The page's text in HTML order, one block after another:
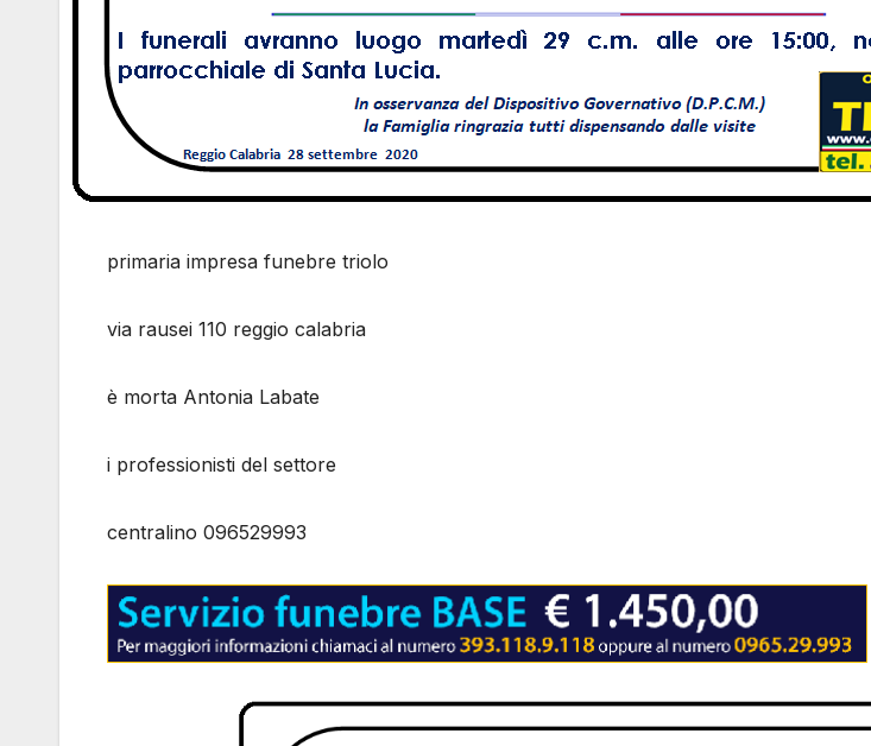
primaria impresa funebre triolo
via rausei 110 reggio calabria
è morta Antonia Labate
i professionisti del settore
centralino 096529993